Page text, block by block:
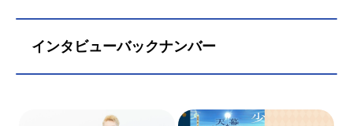
インタビューバックナンバー